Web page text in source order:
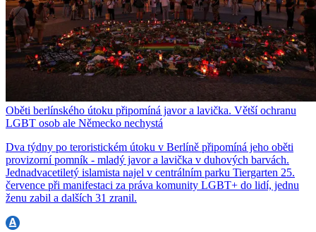
Oběti berlínského útoku připomíná javor a lavička. Větší ochranu
LGBT osob ale Německo nechystá
Dva týdny po teroristickém útoku v Berlíně připomíná jeho oběti
provizorní pomník - mladý javor a lavička v duhových barvách.
Jednadvacetiletý islamista najel v centrálním parku Tiergarten 25.
července při manifestaci za práva komunity LGBT+ do lidí, jednu
ženu zabil a dalších 31 zranil.